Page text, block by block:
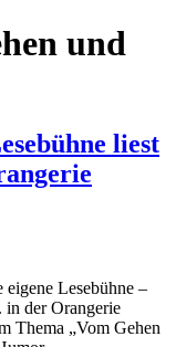
und
liest
Lesebühne –
in der Orangerie
Thema „Vom Gehen